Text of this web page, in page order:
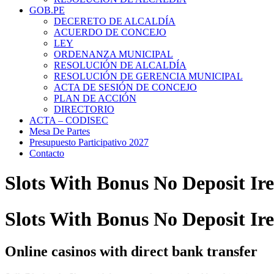
GOB.PE
DECERETO DE ALCALDÍA
ACUERDO DE CONCEJO
LEY
ORDENANZA MUNICIPAL
RESOLUCIÓN DE ALCALDÍA
RESOLUCIÓN DE GERENCIA MUNICIPAL
ACTA DE SESIÓN DE CONCEJO
PLAN DE ACCIÓN
DIRECTORIO
ACTA – CODISEC
Mesa De Partes
Presupuesto Participativo 2027
Contacto
Slots With Bonus No Deposit
Slots With Bonus No Deposit
Online casinos with direct bank transfer